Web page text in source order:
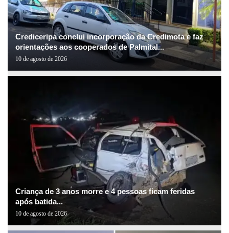
Crediceripa conclui incorporação da Credimota e faz
orientações aos cooperados de Palmital...
10 de agosto de 2026
Criança de 3 anos morre e 4 pessoas ficam feridas
após batida...
10 de agosto de 2026